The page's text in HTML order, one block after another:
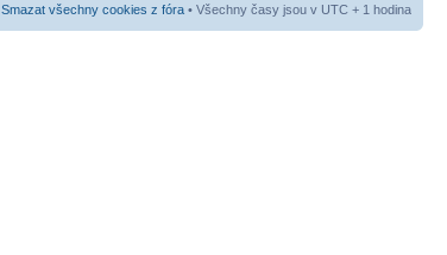
Smazat všechny cookies z fóra • Všechny časy jsou v UTC + 1 hodina